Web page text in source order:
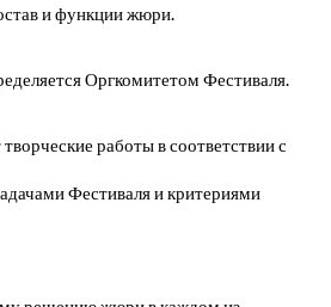
жюри.
Оргкомитетом Фестиваля.
работы в соответствии с
Фестиваля и критериями